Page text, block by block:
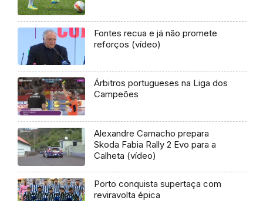
Fontes recua e já não promete
reforços (vídeo)
Árbitros portugueses na Liga dos
Campeões
Alexandre Camacho prepara
Skoda Fabia Rally 2 Evo para a
Calheta (vídeo)
Porto conquista supertaça com
reviravolta épica